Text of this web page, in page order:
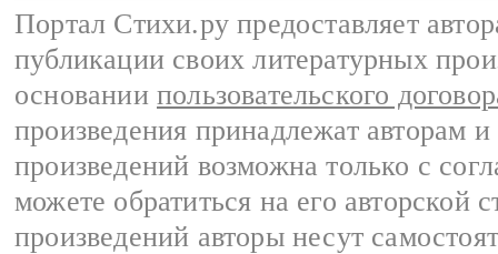
Портал Стихи.ру предоставляет
публикации своих литературных
основании пользовательского
произведения принадлежат авторам
произведений возможна только с
можете обратиться на его авторской
произведений авторы несут